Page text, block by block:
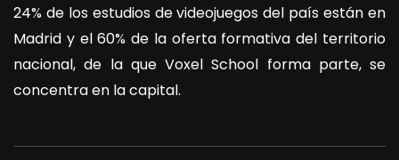
24% de los estudios de videojuegos del país están en
Madrid y el 60% de la oferta formativa del territorio
nacional, de la que Voxel School forma parte, se
concentra en la capital.